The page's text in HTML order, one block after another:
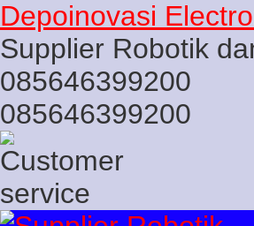
Depoinovasi
Supplier Robotik
085646399200
085646399200